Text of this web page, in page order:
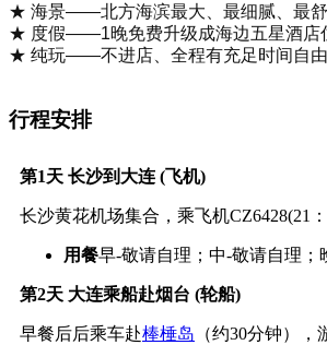
★ 海景——北方海滨最大、最细腻、最
★ 度假——1晚免费升级成海边五星酒店
★ 纯玩——不进店、全程有充足时间自由
行程安排
第1天 长沙到大连 (飞机)
长沙黄花机场集合，乘飞机CZ6428(21
用餐早-敬请自理；中-敬请自理；
第2天 大连乘船赴烟台 (轮船)
早餐后后乘车赴棒棰岛 （约30分钟），